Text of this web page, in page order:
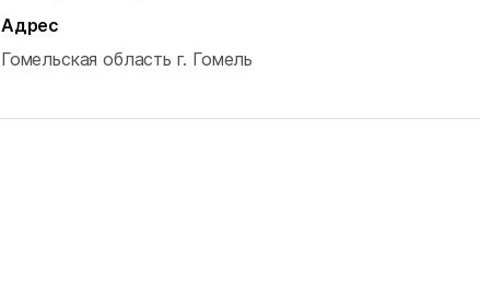
Адрес
Гомельская область г. Гомель